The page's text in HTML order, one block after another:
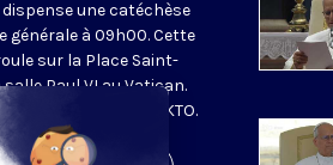
une catéchèse
générale à 09h00. Cette
sur la Place Saint-
Paul VI au Vatican.
en direct par KTO.